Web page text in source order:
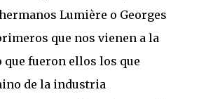
Lumière o Georges
que nos vienen a la
que fueron ellos los que
de la industria